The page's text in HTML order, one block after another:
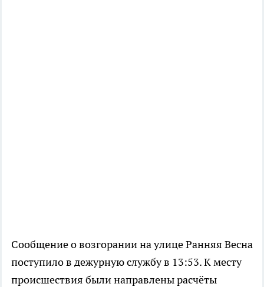
Сообщение о возгорании на улице Ранняя Весна
поступило в дежурную службу в 13:53. К месту
происшествия были направлены расчёты